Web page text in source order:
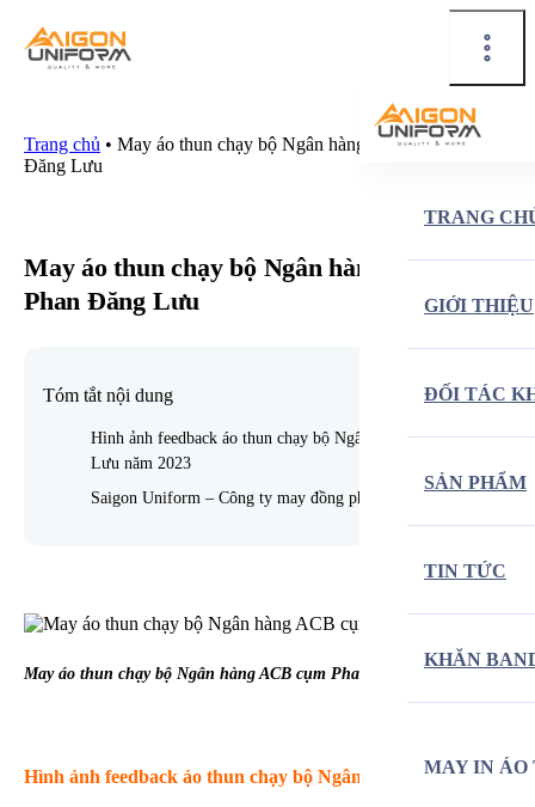
TRANG
GIỚI THIỆU
ĐỐI TÁC
SẢN PHẨM
TIN TỨC
KHĂN
MAY IN ÁO
Trang chủ • May áo thun chạy bộ Ngân hàng ACB – Cụm Phan
Đăng Lưu
May áo thun chạy bộ Ngân hàng ACB – Cụm
Phan Đăng Lưu
Tóm tắt nội dung
Hình ảnh feedback áo thun chạy bộ Ngân hàng ACB cụm Phan
Lưu năm 2023
Saigon Uniform – Công ty may đồng phục uy tín, chất lượng
May áo thun chạy bộ Ngân hàng ACB cụm Phan Đăng Lưu
Hình ảnh feedback áo thun chạy bộ Ngân hàng ACB cụm